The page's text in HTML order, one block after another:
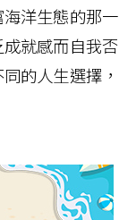
洋生態的那一
就感而自我否
的人生選擇，